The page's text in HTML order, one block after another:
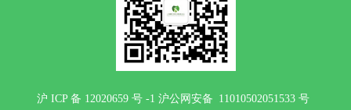
沪 ICP 备 12020659 号 -1 沪公网安备 11010502051533 号